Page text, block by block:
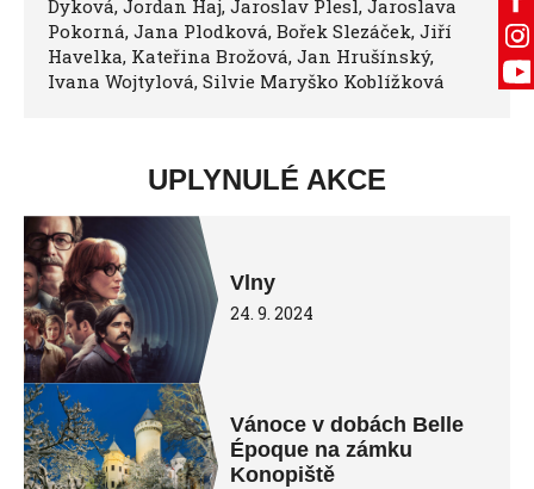
Dyková, Jordan Haj, Jaroslav Plesl, Jaroslava
Pokorná, Jana Plodková, Bořek Slezáček, Jiří
Havelka, Kateřina Brožová, Jan Hrušínský,
Ivana Wojtylová, Silvie Maryško Koblížková
UPLYNULÉ AKCE
Vlny
24. 9. 2024
Vánoce v dobách Belle
Époque na zámku
Konopiště